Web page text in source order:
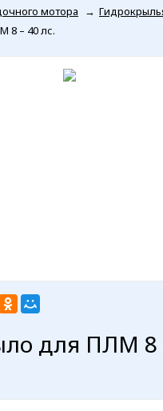
мотора
→
8 – 40 лс.
для ПЛМ 8